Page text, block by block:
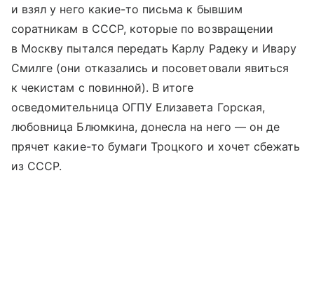
и взял у него какие-то письма к бывшим
соратникам в СССР, которые по возвращении
в Москву пытался передать Карлу Радеку и Ивару
Смилге (они отказались и посоветовали явиться
к чекистам с повинной). В итоге
осведомительница ОГПУ Елизавета Горская,
любовница Блюмкина, донесла на него — он де
прячет какие-то бумаги Троцкого и хочет сбежать
из СССР.